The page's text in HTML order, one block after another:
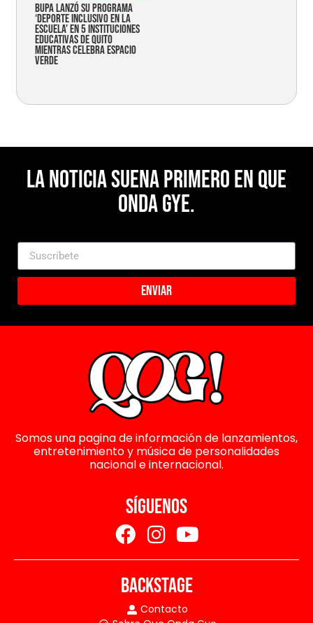
Bupa lanzó su programa
‘Deporte Inclusivo en la
Escuela’ en 5 instituciones
educativas de Quito
mientras celebra espacio
verde
La noticia suena primero en Que
Onda Gye.
Enviar
Somos una pagina de información de lanzamientos,
entretenimiento y música de personalidades
nacional e internacional.
SÍGUENOS
BACKSTAGE
Contacto